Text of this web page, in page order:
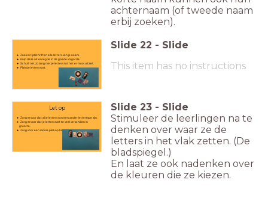
achternaam (of tweede naam
erbij zoeken).
Zoek in tijdschriften alle lettersvan je naam.
Knip deze uit en leg ze in de goede volgorde.
Schuif net zo lang met je letters tot het er mooi uitziet.
Plak de letters vast.
Slide 22 - Slide
This item has no instructions
Let op
Zorg ervoor dat al je letters van een ander lettertype zijn.
Zorg ervoor dat je letters niet te veel verschillen in
grootte.
Zorg voor een mooie plek op het blad.
Slide 23 - Slide
Stimuleer de leerlingen na te
denken over waar ze de
letters in het vlak zetten. (De
bladspiegel.)
En laat ze ook nadenken over
de kleuren die ze kiezen.